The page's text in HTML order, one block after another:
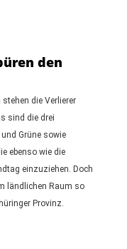
den
die Verlierer
sind die drei
Grüne sowie
ebenso wie die
einzuziehen. Doch
ländlichen Raum so
Provinz.